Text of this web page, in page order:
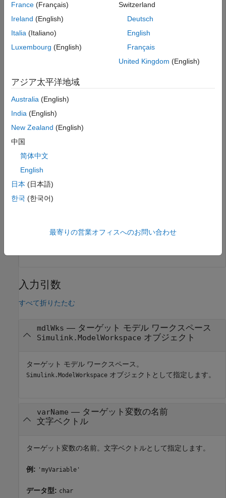
openExample(
vdp のモデル ワークスペースを表す
Simulink.ModelWorkspace オブジェクトを作成します。
myVarという名前の変数をモデル ワークスペースに作成しま
す。
するかどうかを判定します。
exists = hasVariable(mdlWks,
exists =
入力引数
すべて折りたたむ
mdlWks — ターゲット モデル ワークスペース
Simulink.ModelWorkspace オブジェクト
ターゲット モデル ワークスペース。
Simulink.ModelWorkspace オブジェクトとして指定します。
varName — ターゲット変数の名前
文字ベクトル
ターゲット変数の名前。文字ベクトルとして指定します。
例: 'myVariable'
データ型: char
France (Français)
Ireland (English)
Italia (Italiano)
Luxembourg (English)
Switzerland
Deutsch
English
Français
United Kingdom (English)
アジア太平洋地域
Australia (English)
India (English)
New Zealand (English)
中国
简体中文
English
日本 (日本語)
한국 (한국어)
最寄りの営業オフィスへのお問い合わせ